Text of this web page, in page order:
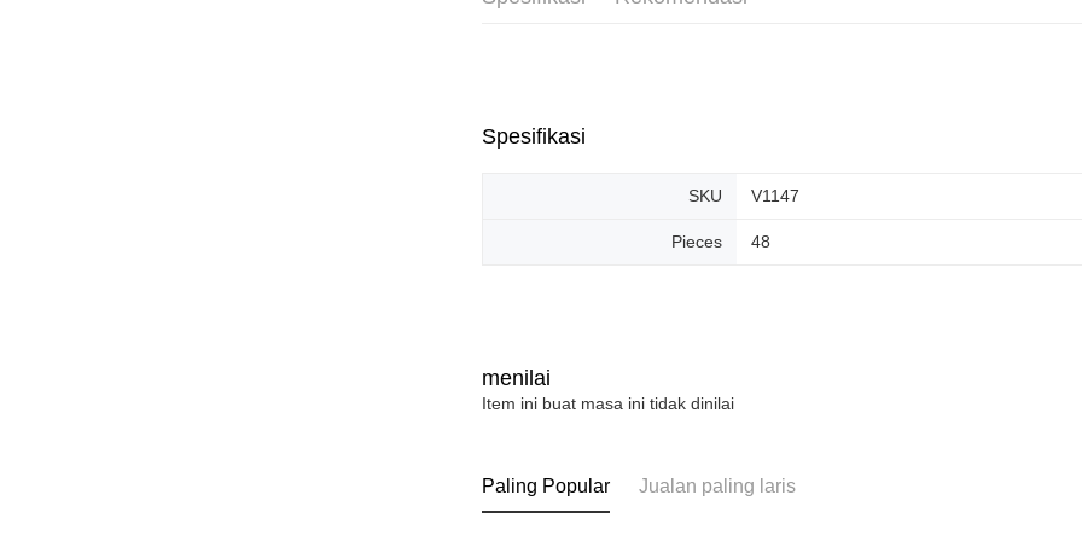
Spesifikasi
SKU V1147
Pieces 48
menilai
Item ini buat masa ini tidak dinilai
Paling Popular Jualan paling laris